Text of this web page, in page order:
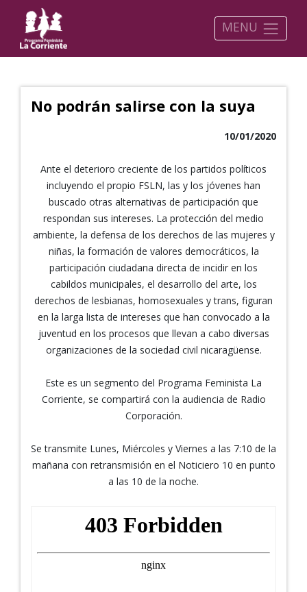
MENU
No podrán salirse con la suya
10/01/2020
Ante el deterioro creciente de los partidos políticos
incluyendo el propio FSLN, las y los jóvenes han
buscado otras alternativas de participación que
respondan sus intereses. La protección del medio
ambiente, la defensa de los derechos de las mujeres y
niñas, la formación de valores democráticos, la
participación ciudadana directa de incidir en los
cabildos municipales, el desarrollo del arte, los
derechos de lesbianas, homosexuales y trans, figuran
en la larga lista de intereses que han convocado a la
juventud en los procesos que llevan a cabo diversas
organizaciones de la sociedad civil nicaragüense.
Este es un segmento del Programa Feminista La
Corriente, se compartirá con la audiencia de Radio
Corporación.
Se transmite Lunes, Miércoles y Viernes a las 7:10 de la
mañana con retransmisión en el Noticiero 10 en punto
a las 10 de la noche.